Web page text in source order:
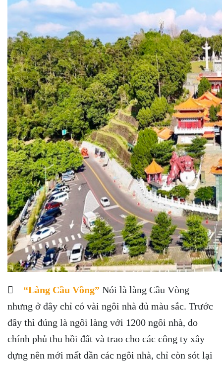
 “Làng Cầu Vồng” Nói là làng Cầu Vòng
nhưng ở đây chỉ có vài ngôi nhà đủ màu sắc. Trước
đây thì đúng là ngôi làng với 1200 ngôi nhà, do
chính phủ thu hồi đất và trao cho các công ty xây
dựng nên mới mất dần các ngôi nhà, chỉ còn sót lại